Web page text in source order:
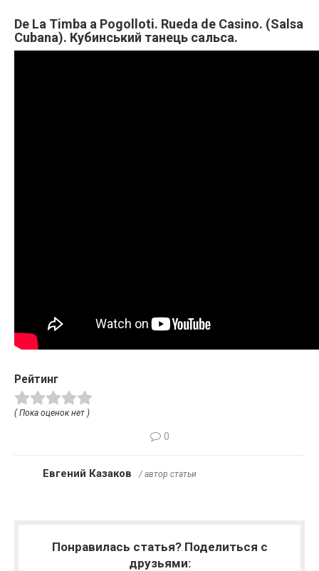
De La Timba a Pogolloti. Rueda de Casino. (Salsa
Cubana). Кубинський танець сальса.
Рейтинг
( Пока оценок нет )
0
Евгений Казаков / автор статьи
Понравилась статья? Поделиться с
друзьями: